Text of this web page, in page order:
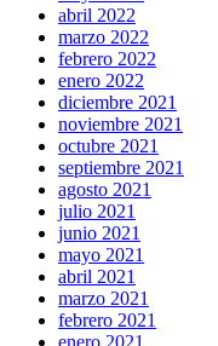
abril 2022
marzo 2022
febrero 2022
enero 2022
diciembre 2021
noviembre 2021
octubre 2021
septiembre 2021
agosto 2021
julio 2021
junio 2021
mayo 2021
abril 2021
marzo 2021
febrero 2021